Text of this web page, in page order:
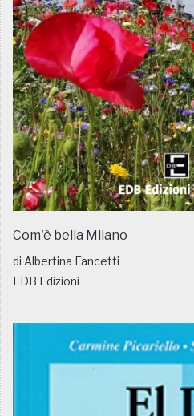
Com'è bella Milano
di Albertina Fancetti
EDB Edizioni